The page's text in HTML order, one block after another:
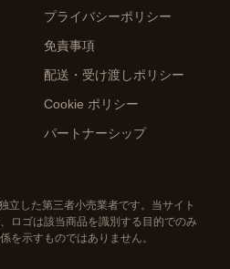
プライバシーポリシー
免責事項
配送・受け渡しポリシー
Cookie ポリシー
パートナーシップ
立した第三者小売業者です。当サイト
ロゴは該当商品を識別する目的でのみ
を示すものではありません。